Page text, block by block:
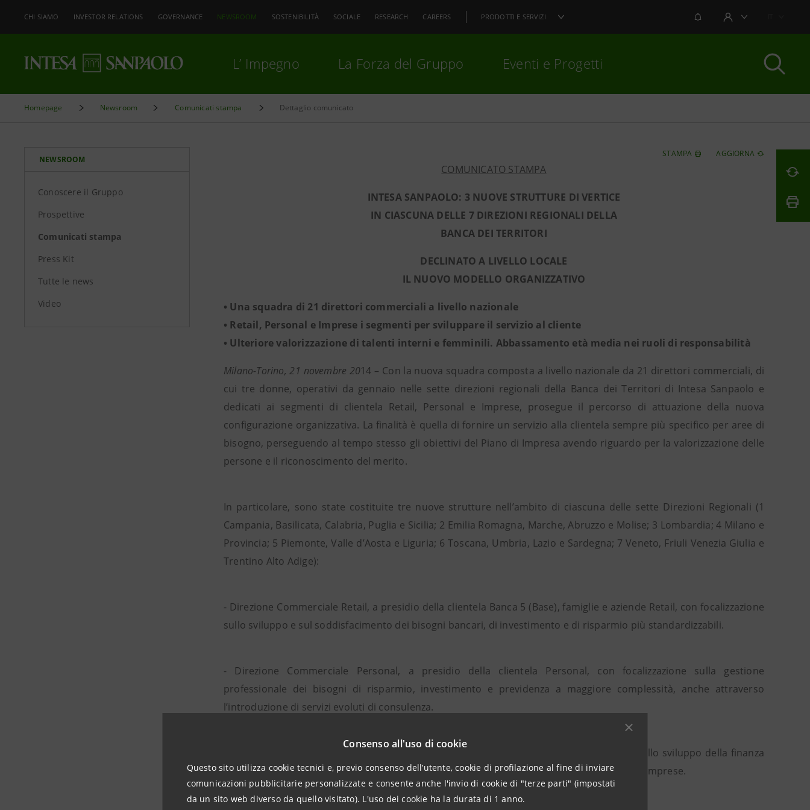
Consenso all'uso di cookie
Questo sito utilizza cookie tecnici e, previo consenso dell’utente, cookie di profilazione al fine di inviare
comunicazioni pubblicitarie personalizzate e consente anche l'invio di cookie di "terze parti" (impostati
da un sito web diverso da quello visitato). L'uso dei cookie ha la durata di 1 anno.
CHI SIAMO INVESTOR RELATIONS GOVERNANCE NEWSROOM SOSTENIBILITÀ SOCIALE RESEARCH CAREERS PRODOTTI E SERVIZI NOTIFICHEAREA UTENTE
L’ Impegno La Forza del Gruppo Eventi e Progetti
Homepage Newsroom Comunicati stampa Dettaglio comunicato
NEWSROOM
Conoscere il Gruppo
Prospettive
Comunicati stampa
Press Kit
Tutte le news
Video
STAMPA AGGIORNA
COMUNICATO STAMPA
INTESA SANPAOLO: 3 NUOVE STRUTTURE DI VERTICE
IN CIASCUNA DELLE 7 DIREZIONI REGIONALI DELLA
BANCA DEI TERRITORI
DECLINATO A LIVELLO LOCALE
IL NUOVO MODELLO ORGANIZZATIVO
• Una squadra di 21 direttori commerciali a livello nazionale
• Retail, Personal e Imprese i segmenti per sviluppare il servizio al cliente
• Ulteriore valorizzazione di talenti interni e femminili. Abbassamento età media nei ruoli di responsabilità
Milano-Torino, 21 novembre 2014 – Con la nuova squadra composta a livello nazionale da 21 direttori commerciali, di
cui tre donne, operativi da gennaio nelle sette direzioni regionali della Banca dei Territori di Intesa Sanpaolo e
dedicati ai segmenti di clientela Retail, Personal e Imprese, prosegue il percorso di attuazione della nuova
configurazione organizzativa. La finalità è quella di fornire un servizio alla clientela sempre più specifico per aree di
bisogno, perseguendo al tempo stesso gli obiettivi del Piano di Impresa avendo riguardo per la valorizzazione delle
persone e il riconoscimento del merito.
In particolare, sono state costituite tre nuove strutture nell’ambito di ciascuna delle sette Direzioni Regionali (1
Campania, Basilicata, Calabria, Puglia e Sicilia; 2 Emilia Romagna, Marche, Abruzzo e Molise; 3 Lombardia; 4 Milano e
Provincia; 5 Piemonte, Valle d’Aosta e Liguria; 6 Toscana, Umbria, Lazio e Sardegna; 7 Veneto, Friuli Venezia Giulia e
Trentino Alto Adige):
- Direzione Commerciale Retail, a presidio della clientela Banca 5 (Base), famiglie e aziende Retail, con focalizzazione
sullo sviluppo e sul soddisfacimento dei bisogni bancari, di investimento e di risparmio più standardizzabili.
- Direzione Commerciale Personal, a presidio della clientela Personal, con focalizzazione sulla gestione
professionale dei bisogni di risparmio, investimento e previdenza a maggiore complessità, anche attraverso
l’introduzione di servizi evoluti di consulenza.
- Direzione Commerciale Imprese, a presidio della clientela Imprese, con focalizzazione sullo sviluppo della finanza
d’impresa e finanza straordinaria e sul supporto ai processi di internazionalizzazione delle imprese.